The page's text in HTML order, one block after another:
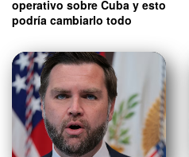
operativo sobre Cuba y esto
podría cambiarlo todo